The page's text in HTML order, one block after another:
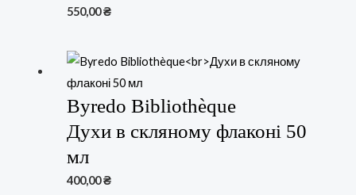
550,00₴
Byredo Bibliothèque
Духи в скляному флаконі 50
мл
400,00₴